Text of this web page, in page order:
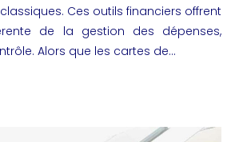
Ces outils financiers offrent
de la gestion des dépenses,
Alors que les cartes de…